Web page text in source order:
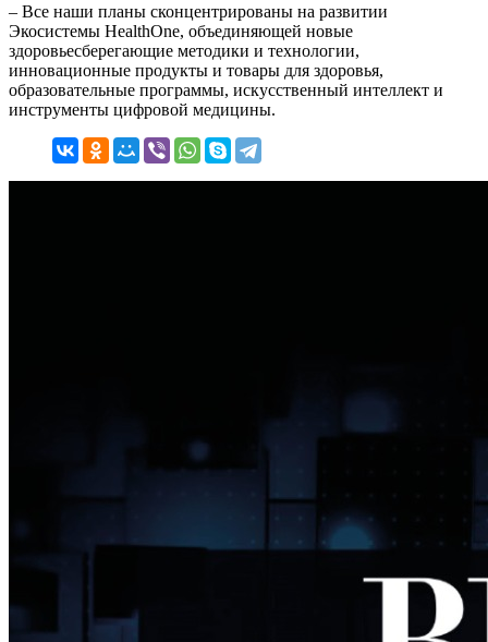
– Все наши планы сконцентрированы на развитии
Экосистемы HealthОne, объединяющей новые
здоровьесберегающие методики и технологии,
инновационные продукты и товары для здоровья,
образовательные программы, искусственный интеллект и
инструменты цифровой медицины.